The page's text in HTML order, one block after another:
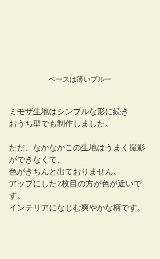
ベースは薄いブルー
ミモザ生地はシンプルな形に続き
おうち型でも制作しました。
ただ、なかなかこの生地はうまく撮影
ができなくて、
色がきちんと出ておりません。
アップにした2枚目の方が色が近いで
す。
インテリアになじむ爽やかな柄です。